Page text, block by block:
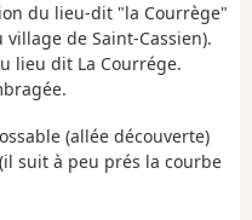
du lieu-dit "la Courrège"
de Saint-Cassien).
lieu dit La Courrége.
(allée découverte)
suit à peu prés la courbe